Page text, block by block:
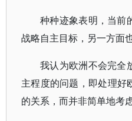
种种迹象表明，当前
战略自主目标，另一方面
我认为欧洲不会完全
主程度的问题，即处理好
的关系，而并非简单地考